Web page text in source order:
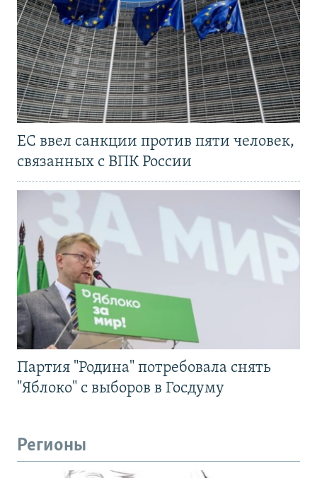
ЕС ввел санкции против пяти человек,
связанных с ВПК России
Партия "Родина" потребовала снять
"Яблоко" с выборов в Госдуму
Регионы